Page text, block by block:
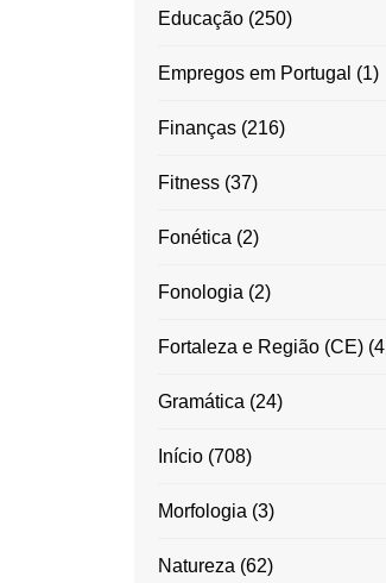
Educação(250)
Empregos em Portugal (1)
Finanças(216)
Fitness(37)
Fonética (2)
Fonologia (2)
Fortaleza e Região (CE)
Gramática (24)
Início(708)
Morfologia (3)
Natureza (62)